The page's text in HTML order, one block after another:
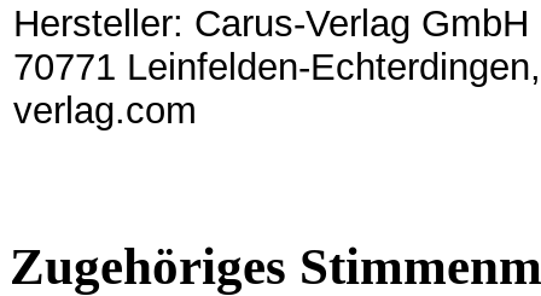
Hersteller: Carus-Verlag
70771 Leinfelden-
verlag.com
Zugehöriges